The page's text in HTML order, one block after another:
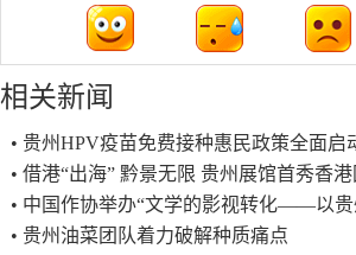
相关新闻
• 贵州HPV疫苗免费接种惠民政策全面启
• 借港“出海” 黔景无限 贵州展馆首秀香
• 中国作协举办“文学的影视转化——以贵
• 贵州油菜团队着力破解种质痛点